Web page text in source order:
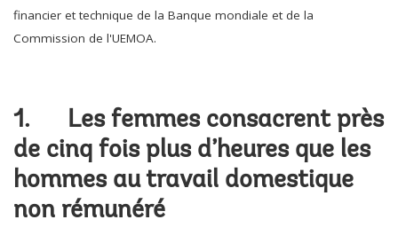
financier et technique de la Banque mondiale et de la
Commission de l'UEMOA.
1. Les femmes consacrent près
de cinq fois plus d’heures que les
hommes au travail domestique
non rémunéré